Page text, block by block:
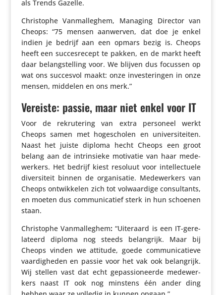
als Trends Gazelle.
Chris­tophe Vanmal­leghem, Managing Director van
Cheops: “75 mensen aanwerven, dat doe je enkel
indien je bedrijf aan een opmars bezig is. Cheops
heeft een succes­re­cept te pakken, en de markt heeft
daar belang­stel­ling voor. We blijven dus focussen op
wat ons succesvol maakt: onze inves­te­ringen in onze
mensen, middelen en ons merk.”
Vereiste: passie, maar niet enkel voor IT
Voor de rekru­te­ring van extra personeel werkt
Cheops samen met hoge­scholen en univer­si­teiten.
Naast het juiste diploma hecht Cheops een groot
belang aan de intrin­sieke motivatie van haar mede­
wer­kers. Het bedrijf kiest resoluut voor intel­lec­tuele
diver­si­teit binnen de orga­ni­satie. Mede­wer­kers van
Cheops ontwik­kelen zich tot volwaar­dige consul­tants,
en moeten dus commu­ni­ca­tief sterk in hun schoenen
staan.
Chris­tophe Vanmal­leghem: “Uiteraard is een IT-gere­
la­teerd diploma nog steeds belang­rijk. Maar bij
Cheops vinden we attitude, goede commu­ni­ca­tieve
vaar­dig­heden en passie voor het vak ook belang­rijk.
Wij stellen vast dat echt gepas­si­o­neerde mede­wer­
kers naast IT ook nog minstens één ander ding